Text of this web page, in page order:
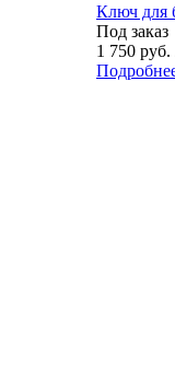
Ключ для
Под заказ
1 750